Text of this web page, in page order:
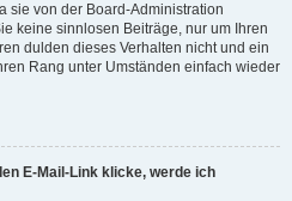
sie von der Board-Administration
keine sinnlosen Beiträge, nur um Ihren
dulden dieses Verhalten nicht und ein
Rang unter Umständen einfach wieder
E-Mail-Link klicke, werde ich